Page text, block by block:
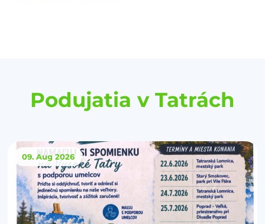
Podujatia v Tatrách
09. Aug 2026